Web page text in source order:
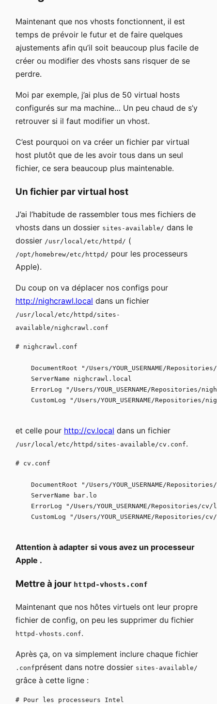
Maintenant que nos vhosts fonctionnent, il est
temps de prévoir le futur et de faire quelques
ajustements afin qu’il soit beaucoup plus facile de
créer ou modifier des vhosts sans risquer de se
perdre.
Moi par exemple, j’ai plus de 50 virtual hosts
configurés sur ma machine… Un peu chaud de s’y
retrouver si il faut modifier un vhost.
C’est pourquoi on va créer un fichier par virtual
host plutôt que de les avoir tous dans un seul
fichier, ce sera beaucoup plus maintenable.
Un fichier par virtual host
J’ai l’habitude de rassembler tous mes fichiers de
vhosts dans un dossier sites-available/ dans le
dossier /usr/local/etc/httpd/ (
/opt/homebrew/etc/httpd/ pour les processeurs
Apple).
Du coup on va déplacer nos configs pour
http://nighcrawl.local dans un fichier
/usr/local/etc/httpd/sites-
available/nighcrawl.conf
# nighcrawl.conf
DocumentRoot "/Users/YOUR_USERNAME/
    ServerName nighcrawl.local
ErrorLog "/Users/YOUR_USERNAME/Repositories/
CustomLog "/Users/YOUR_USERNAME/Repositories/
et celle pour http://cv.local dans un fichier
/usr/local/etc/httpd/sites-available/cv.conf.
# cv.conf
DocumentRoot "/Users/YOUR_USERNAME/
    ServerName bar.lo
ErrorLog "/Users/YOUR_USERNAME/Repositories/cv/
CustomLog "/Users/YOUR_USERNAME/Repositories/
Attention à adapter si vous avez un processeur
Apple .
Mettre à jour httpd-vhosts.conf
Maintenant que nos hôtes virtuels ont leur propre
fichier de config, on peu les supprimer du fichier
httpd-vhosts.conf.
Après ça, on va simplement inclure chaque fichier
.confprésent dans notre dossier sites-available/
grâce à cette ligne :
# Pour les processeurs Intel